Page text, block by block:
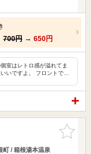
700円 → 650円
室はレトロ感が溢れてま
いですよ。 フロントで…
お気に入
りに追加
町 / 箱根湯本温泉